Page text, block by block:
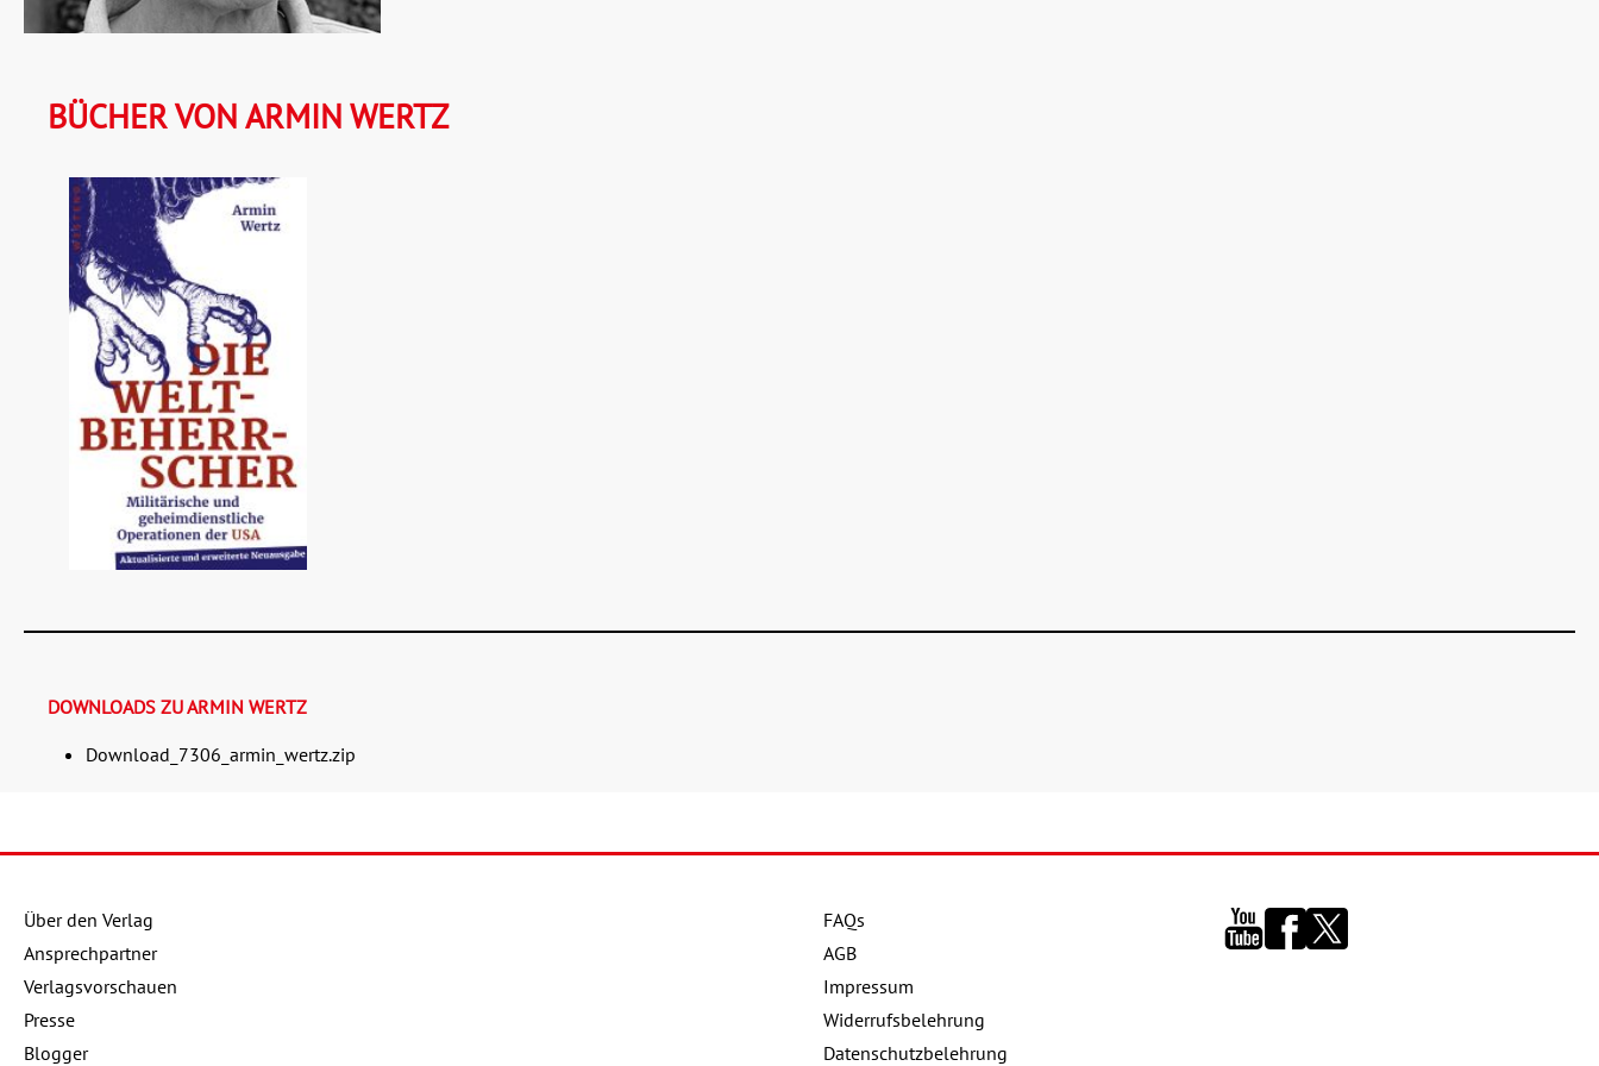
BÜCHER VON ARMIN WERTZ
Buch: 18,00 €
eBook:
DOWNLOADS ZU ARMIN WERTZ
Download_7306_armin_wertz.zip
Über den Verlag
Ansprechpartner
Verlagsvorschauen
Presse
Blogger
FAQs
AGB
Impressum
Widerrufsbelehrung
Datenschutzbelehrung